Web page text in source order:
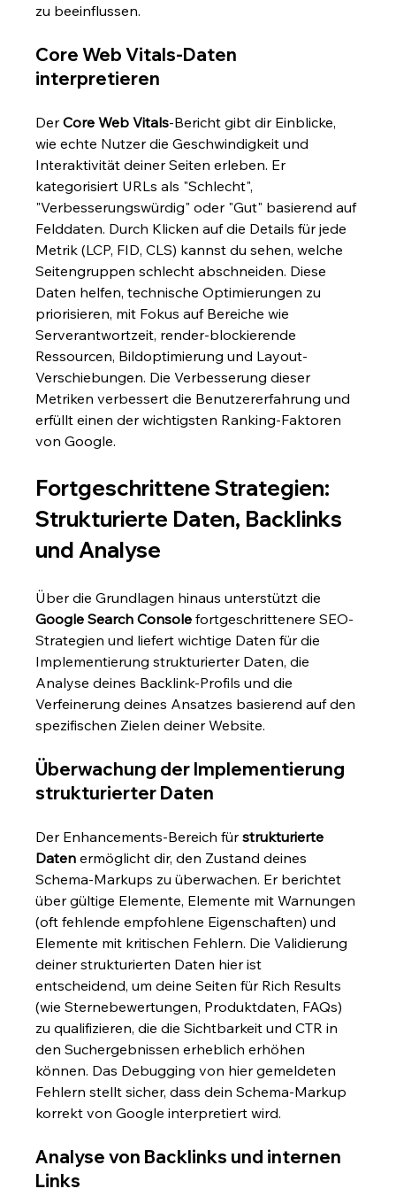
zu beeinflussen.
Core Web Vitals-Daten
interpretieren
Der Core Web Vitals-Bericht gibt dir Einblicke,
wie echte Nutzer die Geschwindigkeit und
Interaktivität deiner Seiten erleben. Er
kategorisiert URLs als "Schlecht",
"Verbesserungswürdig" oder "Gut" basierend auf
Felddaten. Durch Klicken auf die Details für jede
Metrik (LCP, FID, CLS) kannst du sehen, welche
Seitengruppen schlecht abschneiden. Diese
Daten helfen, technische Optimierungen zu
priorisieren, mit Fokus auf Bereiche wie
Serverantwortzeit, render-blockierende
Ressourcen, Bildoptimierung und Layout-
Verschiebungen. Die Verbesserung dieser
Metriken verbessert die Benutzererfahrung und
erfüllt einen der wichtigsten Ranking-Faktoren
von Google.
Fortgeschrittene Strategien:
Strukturierte Daten, Backlinks
und Analyse
Über die Grundlagen hinaus unterstützt die
Google Search Console fortgeschrittenere SEO-
Strategien und liefert wichtige Daten für die
Implementierung strukturierter Daten, die
Analyse deines Backlink-Profils und die
Verfeinerung deines Ansatzes basierend auf den
spezifischen Zielen deiner Website.
Überwachung der Implementierung
strukturierter Daten
Der Enhancements-Bereich für strukturierte
Daten ermöglicht dir, den Zustand deines
Schema-Markups zu überwachen. Er berichtet
über gültige Elemente, Elemente mit Warnungen
(oft fehlende empfohlene Eigenschaften) und
Elemente mit kritischen Fehlern. Die Validierung
deiner strukturierten Daten hier ist
entscheidend, um deine Seiten für Rich Results
(wie Sternebewertungen, Produktdaten, FAQs)
zu qualifizieren, die die Sichtbarkeit und CTR in
den Suchergebnissen erheblich erhöhen
können. Das Debugging von hier gemeldeten
Fehlern stellt sicher, dass dein Schema-Markup
korrekt von Google interpretiert wird.
Analyse von Backlinks und internen
Links